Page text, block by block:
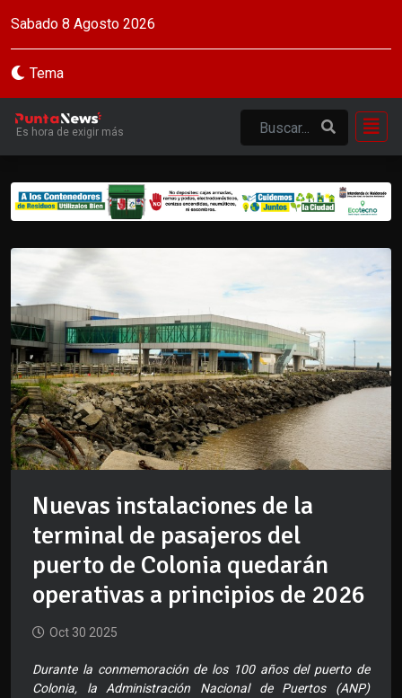
Sabado 8 Agosto 2026
Tema
Es hora de exigir más
Nuevas instalaciones de la
terminal de pasajeros del
puerto de Colonia quedarán
operativas a principios de 2026
Oct 30 2025
Durante la conmemoración de los 100 años del puerto de
Colonia, la Administración Nacional de Puertos (ANP)